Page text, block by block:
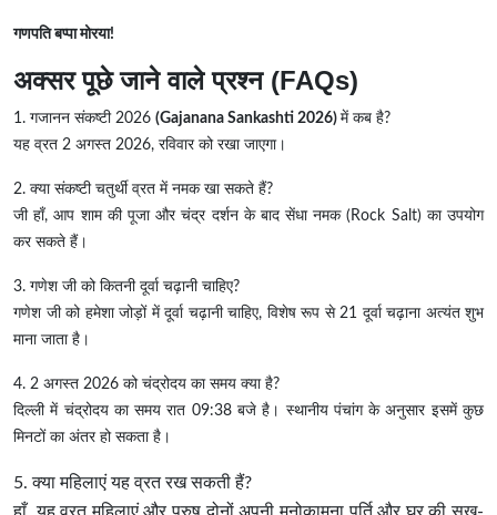
गणपति बप्पा मोरया!
अक्सर पूछे जाने वाले प्रश्न (FAQs)
1. गजानन संकष्टी 2026 (Gajanana Sankashti 2026) में कब है?
यह व्रत 2 अगस्त 2026, रविवार को रखा जाएगा।
2. क्या संकष्टी चतुर्थी व्रत में नमक खा सकते हैं?
जी हाँ, आप शाम की पूजा और चंद्र दर्शन के बाद सेंधा नमक (Rock Salt) का उपयोग
कर सकते हैं।
3. गणेश जी को कितनी दूर्वा चढ़ानी चाहिए?
गणेश जी को हमेशा जोड़ों में दूर्वा चढ़ानी चाहिए, विशेष रूप से 21 दूर्वा चढ़ाना अत्यंत शुभ
माना जाता है।
4. 2 अगस्त 2026 को चंद्रोदय का समय क्या है?
दिल्ली में चंद्रोदय का समय रात 09:38 बजे है। स्थानीय पंचांग के अनुसार इसमें कुछ
मिनटों का अंतर हो सकता है।
5. क्या महिलाएं यह व्रत रख सकती हैं?